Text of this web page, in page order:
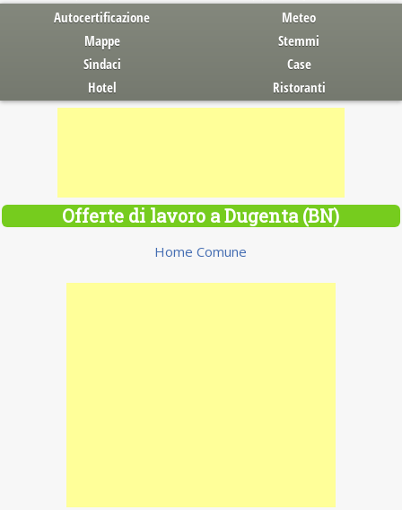
Servizi al Cittadino. Autocertificazione, moduli, leggi, free download
Autocertificazione
Meteo
Mappe
Stemmi
Sindaci
Case
Hotel
Ristoranti
Offerte di lavoro a Dugenta (BN)
Home Comune